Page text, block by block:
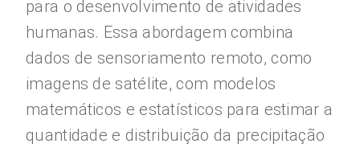
para o desenvolvimento de atividades
humanas. Essa abordagem combina
dados de sensoriamento remoto, como
imagens de satélite, com modelos
matemáticos e estatísticos para estimar a
quantidade e distribuição da precipitação